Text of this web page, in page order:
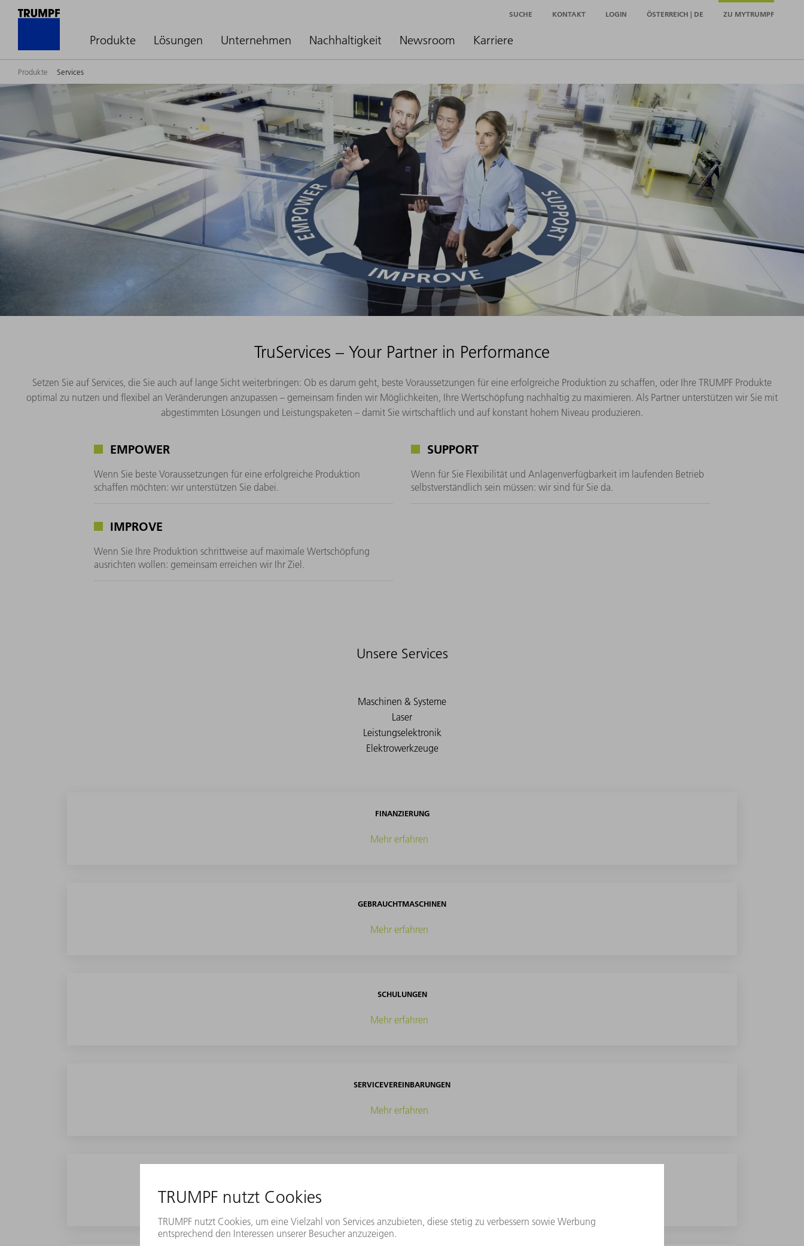
Produkte Lösungen Unternehmen Nachhaltigkeit Newsroom Karriere
SUCHE KONTAKT LOGIN ÖSTERREICH | DE ZU MYTRUMPF
Produkte Services
TruServices – Your Partner in Performance
Setzen Sie auf Services, die Sie auch auf lange Sicht weiterbringen: Ob es darum geht, beste Voraussetzungen für eine erfolgreiche Produktion zu schaffen, oder Ihre TRUMPF Produkte
optimal zu nutzen und flexibel an Veränderungen anzupassen – gemeinsam finden wir Möglichkeiten, Ihre Wertschöpfung nachhaltig zu maximieren. Als Partner unterstützen wir Sie mit
abgestimmten Lösungen und Leistungspaketen – damit Sie wirtschaftlich und auf konstant hohem Niveau produzieren.
EMPOWER
Wenn Sie beste Voraussetzungen für eine erfolgreiche Produktion
schaffen möchten: wir unterstützen Sie dabei.
SUPPORT
Wenn für Sie Flexibilität und Anlagenverfügbarkeit im laufenden Betrieb
selbstverständlich sein müssen: wir sind für Sie da.
IMPROVE
Wenn Sie Ihre Produktion schrittweise auf maximale Wertschöpfung
ausrichten wollen: gemeinsam erreichen wir Ihr Ziel.
Unsere Services
FINANZIERUNG
Mehr erfahren
GEBRAUCHTMASCHINEN
Mehr erfahren
SCHULUNGEN
Mehr erfahren
SERVICEVEREINBARUNGEN
Mehr erfahren